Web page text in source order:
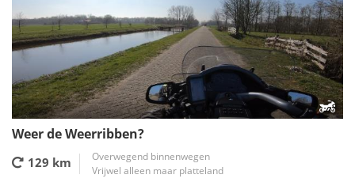
Weer de Weerribben?
129 km
Overwegend binnenwegen
Vrijwel alleen maar platteland